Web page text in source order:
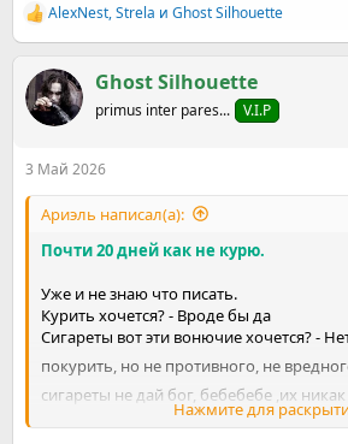
Р
е
к
ц
и
AlexNest,Strela и Ghost Silhouette
Ghost Silhouette
primus inter pares... V.I.P
3 Май 2026
Ариэль написал(а):
Почти 20 дней как не курю.
Уже и не знаю что писать.
Курить хочется? - Вроде бы да
Сигареты вот эти вонючие хочется? -
покурить, но не противного, не
сигареты не дай бог, бебебебе ,их
Я так понимаю, это называется
Нажмите для